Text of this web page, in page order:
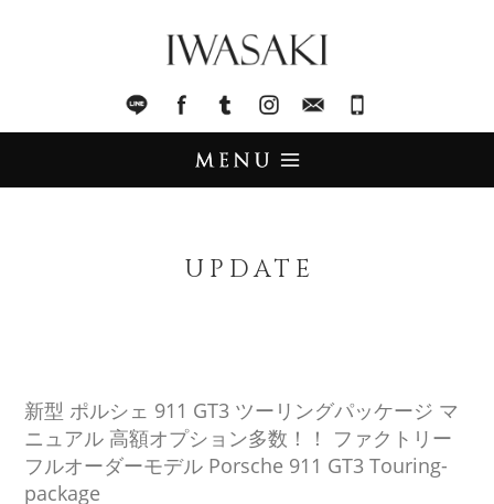
LINE facebook Tumblr InstagramMail
TRADE
買取査定
UPDATE
新型 ポルシェ 911 GT3 ツーリングパッケージ マ
ニュアル 高額オプション多数！！ ファクトリー
フルオーダーモデル Porsche 911 GT3 Touring-
package